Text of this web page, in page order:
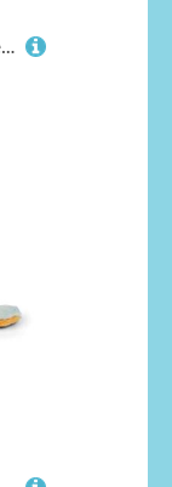
Done by Deer Montessori Spielzeug ab 1 Jahr - Motorikspielzeug, Steckspiel für Junge und Mädchen ab 12 Monate - Farbenfrohes Holzspielzeug für die Hand-Augen-Koordination - aus Holz